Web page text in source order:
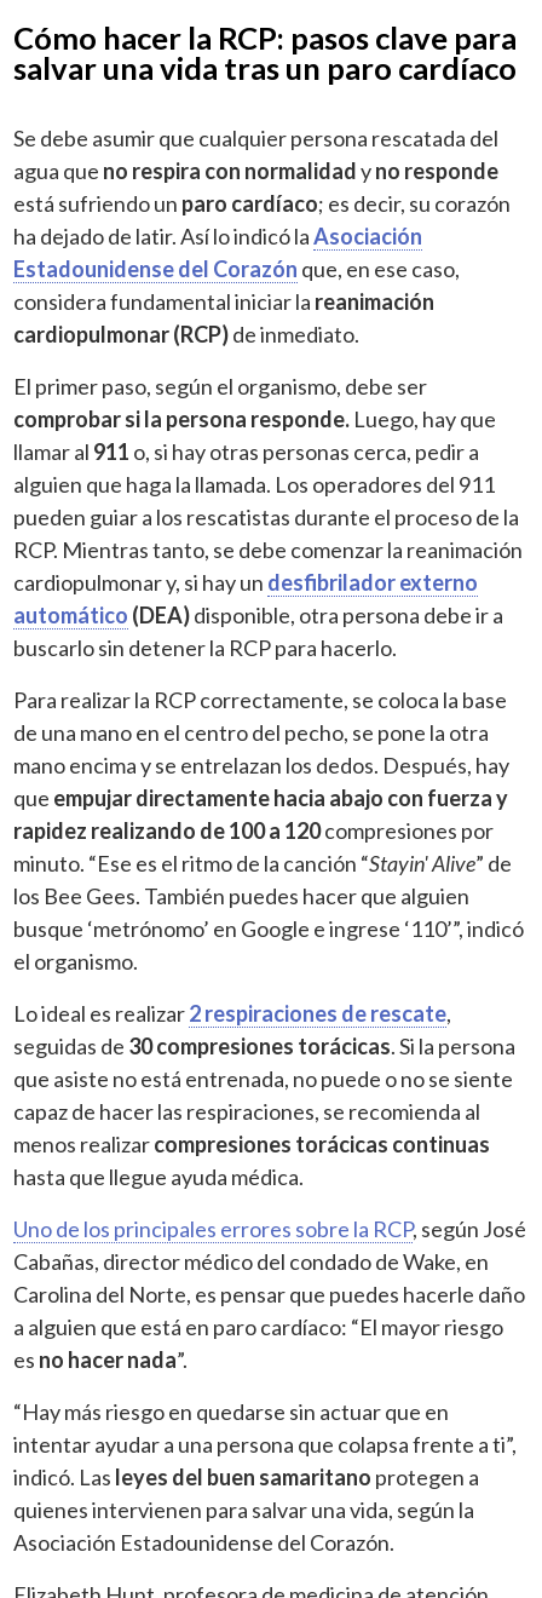
Cómo hacer la RCP: pasos clave para
salvar una vida tras un paro cardíaco
Se debe asumir que cualquier persona rescatada del
agua que no respira con normalidadyno responde
está sufriendo un paro cardíaco; es decir, su corazón
ha dejado de latir. Así lo indicó laAsociación
Estadounidense del Corazón que, en ese caso,
considera fundamental iniciar la reanimación
cardiopulmonar (RCP)de inmediato.
El primer paso, según el organismo, debe ser
comprobar si la persona responde. Luego, hay que
llamar al 911 o, si hay otras personas cerca, pedir a
alguien que haga la llamada. Los operadores del 911
pueden guiar a los rescatistas durante el proceso de la
RCP. Mientras tanto, se debe comenzar la reanimación
cardiopulmonar y, si hay un desfibrilador externo
automático (DEA)disponible, otra persona debe ir a
buscarlo sin detener la RCP para hacerlo.
Para realizar la RCP correctamente, se coloca la base
de una mano en el centro del pecho, se pone la otra
mano encima y se entrelazan los dedos. Después, hay
que empujar directamente hacia abajo con fuerza y
rapidez realizando de 100 a 120compresiones por
minuto. “Ese es el ritmo de la canción “Stayin' Alive” de
los Bee Gees. También puedes hacer que alguien
busque ‘metrónomo’ en Google e ingrese ‘110’”, indicó
el organismo.
Lo ideal es realizar2 respiraciones de rescate,
seguidas de 30 compresiones torácicas. Si la persona
que asiste no está entrenada, no puede o no se siente
capaz de hacer las respiraciones, se recomienda al
menos realizarcompresiones torácicas continuas
hasta que llegue ayuda médica.
Uno de los principales errores sobre la RCP, según José
Cabañas, director médico del condado de Wake, en
Carolina del Norte, es pensar que puedes hacerle daño
a alguien que está en paro cardíaco: “El mayor riesgo
es no hacer nada”.
“Hay más riesgo en quedarse sin actuar que en
intentar ayudar a una persona que colapsa frente a ti”,
indicó. Las leyes del buen samaritano protegen a
quienes intervienen para salvar una vida, según la
Asociación Estadounidense del Corazón.